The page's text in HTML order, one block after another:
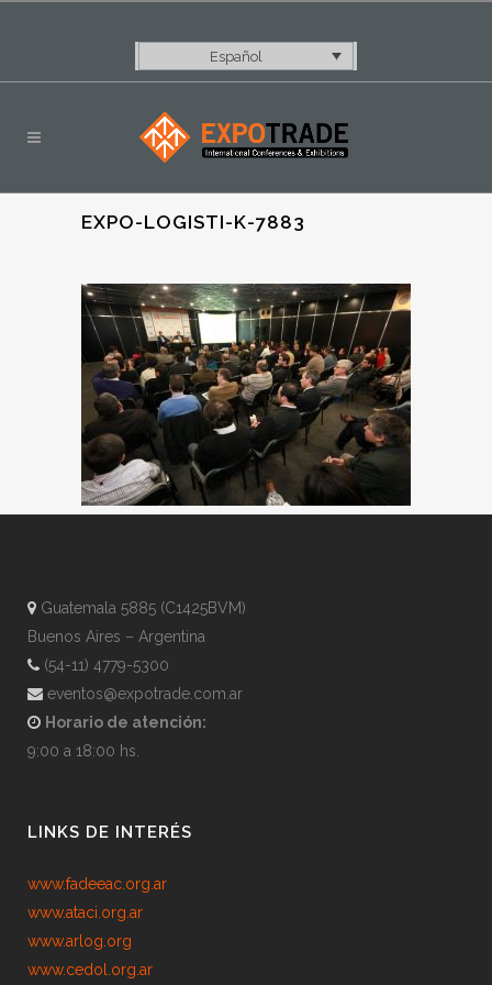
Español
EXPO-LOGISTI-K-7883
Guatemala 5885 (C1425BVM)
Buenos Aires – Argentina
(54-11) 4779-5300
eventos@expotrade.com.ar
Horario de atención:
9:00 a 18:00 hs.
LINKS DE INTERÉS
www.fadeeac.org.ar
www.ataci.org.ar
www.arlog.org
www.cedol.org.ar